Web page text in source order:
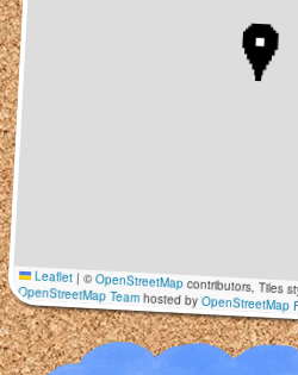
Leaflet | ©OpenStreetMapcontributors, Tiles
OpenStreetMap Teamhosted byOpenStreetMap